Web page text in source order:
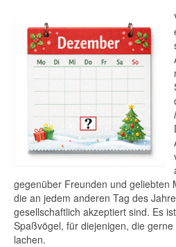
Dienstleistungen
Über mich
Blog
100 % Mallorquinisch
La Balanguera: Die
Mallorcas
Die Ensaimada von
gegenüber Freunden und geliebten
die an jedem anderen Tag des
gesellschaftlich akzeptiert sind. Es
Spaßvögel, für diejenigen, die
lachen.